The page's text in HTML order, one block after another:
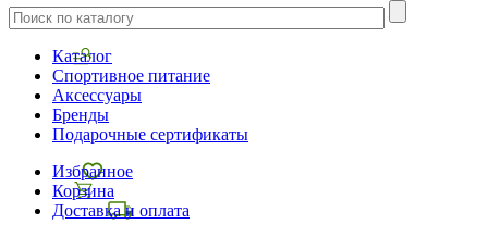
Каталог
Спортивное питание
Аксессуары
Бренды
Подарочные сертификаты
Избранное
Корзина
Доставка и оплата